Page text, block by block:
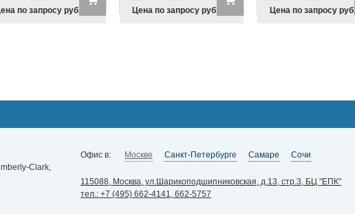
по запросу руб.
Цена по запросу руб.
Цена по запросу руб.
Clark,
Офис в: Москве Санкт-Петербурге Самаре Сочи
115088, Москва, ул.Шарикоподшипниковская, д.13, стр.3, БЦ "ЕПК"
тел.: +7 (495) 662-4141, 662-5757